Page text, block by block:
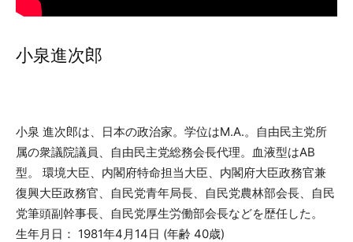
小泉進次郎
小泉 進次郎は、日本の政治家。学位はM.A.。自由民主党所
属の衆議院議員、自由民主党総務会長代理。血液型はAB
型。 環境大臣、内閣府特命担当大臣、内閣府大臣政務官兼
復興大臣政務官、自民党青年局長、自民党農林部会長、自民
党筆頭副幹事長、自民党厚生労働部会長などを歴任した。
生年月日： 1981年4月14日 (年齢 40歳)